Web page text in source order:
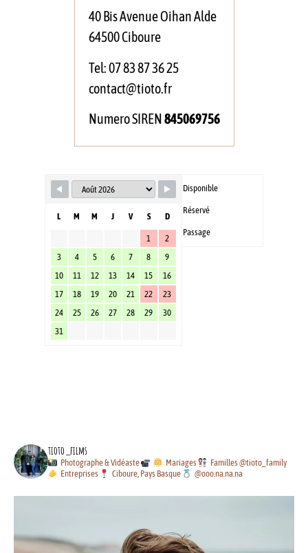
40 Bis Avenue Oihan Alde
64500 Ciboure
Tel: 07 83 87 36 25
contact@tioto.fr
Numero SIREN845069756
Disponible
Réservé
Passage
L M M J V S D
1
2
3
4 5 6 7 8
9
10
11 12 13 14 15
16
17
18 19 20 21 22
23
24
25 26 27 28 29
30
31
tioto_films
Photographe & Vidéaste Mariages
Familles @tioto_family
Entreprises
Ciboure, Pays Basque @ooo.na.na.na